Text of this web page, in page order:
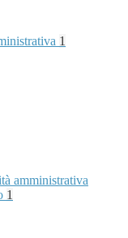
1
amministrativa
1